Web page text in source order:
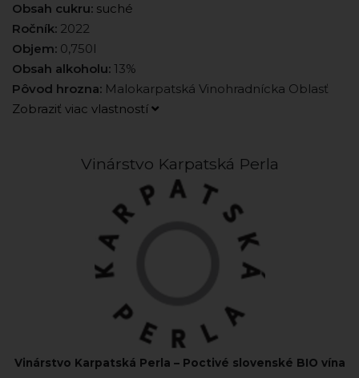
Obsah cukru: suché
Ročník: 2022
Objem: 0,750l
Obsah alkoholu: 13%
Pôvod hrozna: Malokarpatská Vinohradnícka Oblasť
Zobraziť viac vlastností
Vinárstvo Karpatská Perla
Vinárstvo Karpatská Perla – Poctivé slovenské BIO vína